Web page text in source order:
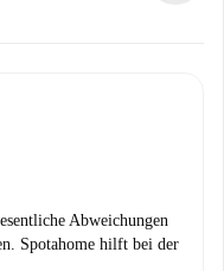
Abweichungen
Spotahome hilft bei der